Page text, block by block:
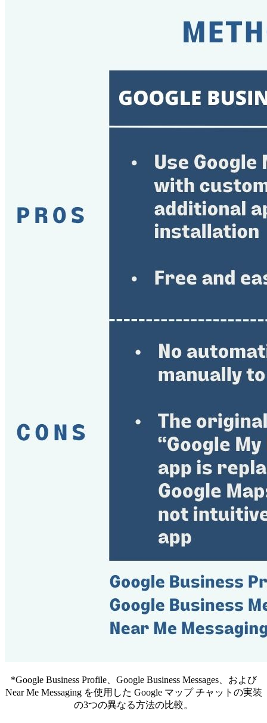
*Google Business Profile、Google Business Messages、および
Near Me Messaging を使用した Google マップ チャットの実装
の3つの異なる方法の比較。